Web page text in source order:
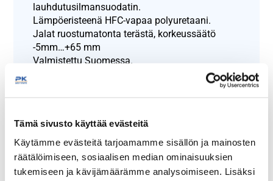
Tämä sivusto käyttää evästeitä
Käytämme evästeitä tarjoamamme sisällön ja mainosten
räätälöimiseen, sosiaalisen median ominaisuuksien
tukemiseen ja kävijämäärämme analysoimiseen. Lisäksi
lauhdutusilmansuodatin.
Lämpöeristeenä HFC-vapaa polyuretaani.
Jalat ruostumatonta terästä, korkeussäätö
-5mm…+65 mm
Valmistettu Suomessa.
tuoteryhmästä